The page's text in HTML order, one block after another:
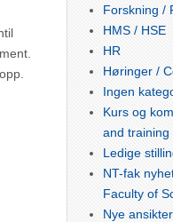
Forskning /
HMS / HSE
HR
Høringer /
Ingen
Kurs og
and training
Ledige
NT-fak
Faculty of
Nye